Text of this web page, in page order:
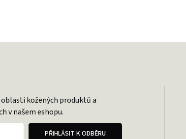
kožených produktů a
v našem eshopu.
PŘIHLÁSIT K ODBĚRU